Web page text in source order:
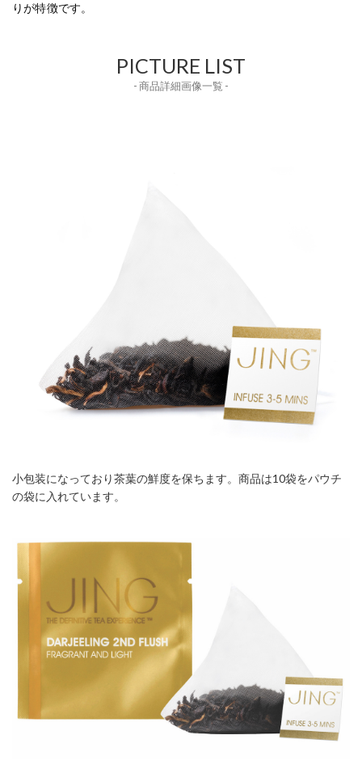
りが特徴です。
PICTURE LIST
- 商品詳細画像一覧 -
小包装になっており茶葉の鮮度を保ちます。商品は10袋をパウチ
の袋に入れています。